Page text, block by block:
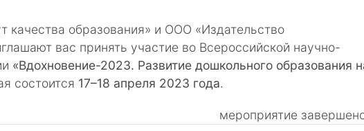
образования» и ООО «Издательство
вас принять участие во Всероссийской научно-
«Вдохновение-2023. Развитие дошкольного образования
состоится 17–18 апреля 2023 года.
мероприятие